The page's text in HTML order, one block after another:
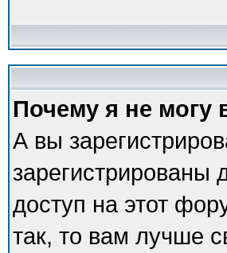
Почему я не могу
А вы
зарегистрированы
доступ на этот
так, то вам лучше